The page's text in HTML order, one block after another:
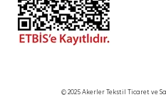
© 2025 Akerler Tekstil Ticaret ve